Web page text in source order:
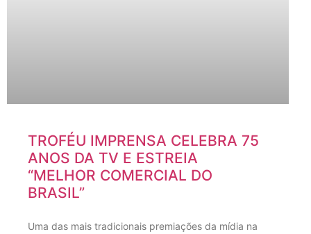
TROFÉU IMPRENSA CELEBRA 75
ANOS DA TV E ESTREIA
“MELHOR COMERCIAL DO
BRASIL”
Uma das mais tradicionais premiações da mídia na